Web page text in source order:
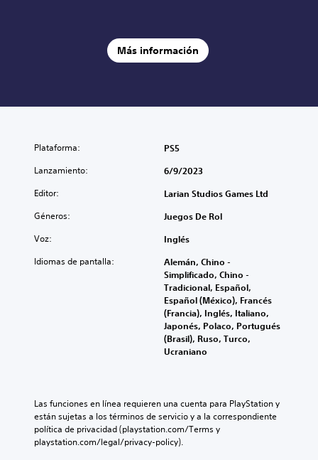
Más información
Plataforma: PS5
Lanzamiento: 6/9/2023
Editor: Larian Studios Games Ltd
Géneros: Juegos De Rol
Voz: Inglés
Idiomas de pantalla:
Alemán, Chino -
Simplificado, Chino -
Tradicional, Español,
Español (México), Francés
(Francia), Inglés, Italiano,
Japonés, Polaco, Portugués
(Brasil), Ruso, Turco,
Ucraniano
Las funciones en línea requieren una cuenta para PlayStation y
están sujetas a los términos de servicio y a la correspondiente
política de privacidad (playstation.com/Terms y
playstation.com/legal/privacy-policy).